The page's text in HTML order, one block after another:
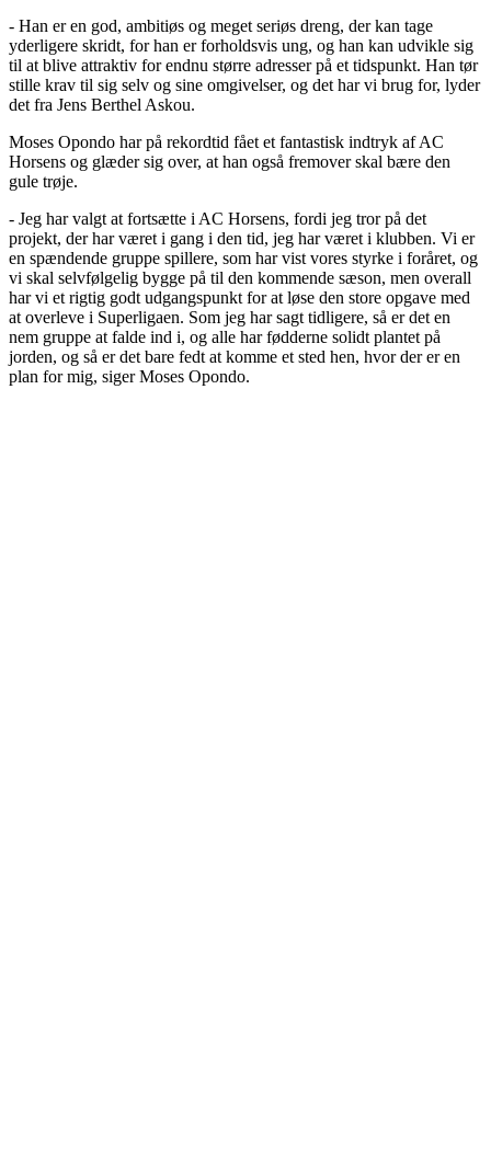
- Han er en god, ambitiøs og meget seriøs dreng, der kan tage
yderligere skridt, for han er forholdsvis ung, og han kan udvikle sig
til at blive attraktiv for endnu større adresser på et tidspunkt. Han tør
stille krav til sig selv og sine omgivelser, og det har vi brug for, lyder
det fra Jens Berthel Askou.
Moses Opondo har på rekordtid fået et fantastisk indtryk af AC
Horsens og glæder sig over, at han også fremover skal bære den
gule trøje.
- Jeg har valgt at fortsætte i AC Horsens, fordi jeg tror på det
projekt, der har været i gang i den tid, jeg har været i klubben. Vi er
en spændende gruppe spillere, som har vist vores styrke i foråret, og
vi skal selvfølgelig bygge på til den kommende sæson, men overall
har vi et rigtig godt udgangspunkt for at løse den store opgave med
at overleve i Superligaen. Som jeg har sagt tidligere, så er det en
nem gruppe at falde ind i, og alle har fødderne solidt plantet på
jorden, og så er det bare fedt at komme et sted hen, hvor der er en
plan for mig, siger Moses Opondo.